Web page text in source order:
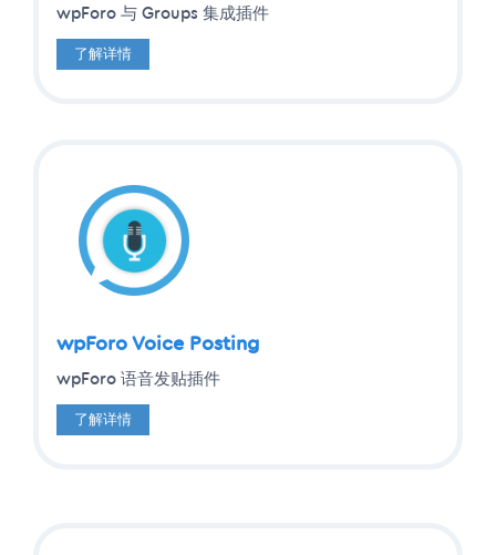
wpForo 与 Groups 集成插件
了解详情
wpForo Voice Posting
wpForo 语音发贴插件
了解详情